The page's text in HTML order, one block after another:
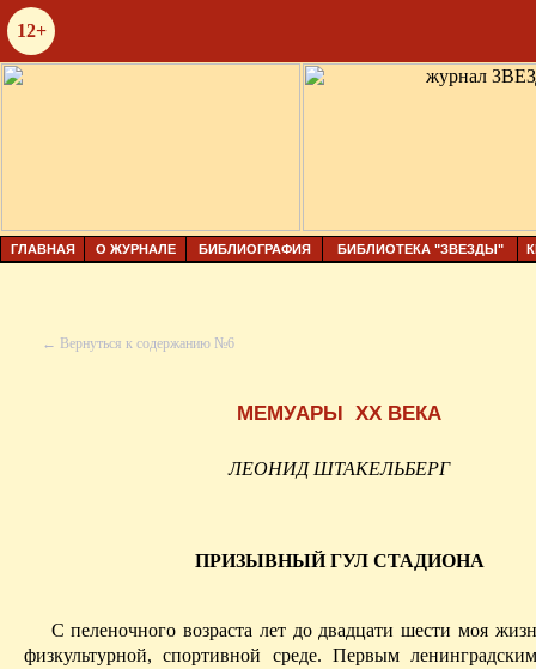
12+
ГЛАВНАЯ О ЖУРНАЛЕ БИБЛИОГРАФИЯ БИБЛИОТЕКА "ЗВЕЗДЫ"
← Вернуться к содержанию №6
МЕМУАРЫ XX ВЕКА
ЛЕОНИД ШТАКЕЛЬБЕРГ
ПРИЗЫВНЫЙ ГУЛ СТАДИОНА
С пеленочного возраста лет до двадцати шести моя
физкультурной, спортивной среде. Первым